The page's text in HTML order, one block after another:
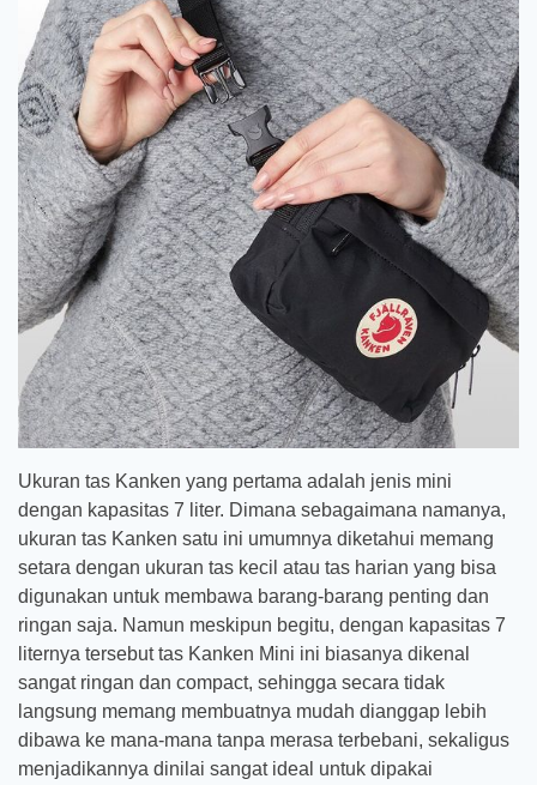
Ukuran tas Kanken yang pertama adalah jenis mini
dengan kapasitas 7 liter. Dimana sebagaimana namanya,
ukuran tas Kanken satu ini umumnya diketahui memang
setara dengan ukuran tas kecil atau tas harian yang bisa
digunakan untuk membawa barang-barang penting dan
ringan saja. Namun meskipun begitu, dengan kapasitas 7
liternya tersebut tas Kanken Mini ini biasanya dikenal
sangat ringan dan compact, sehingga secara tidak
langsung memang membuatnya mudah dianggap lebih
dibawa ke mana-mana tanpa merasa terbebani, sekaligus
menjadikannya dinilai sangat ideal untuk dipakai